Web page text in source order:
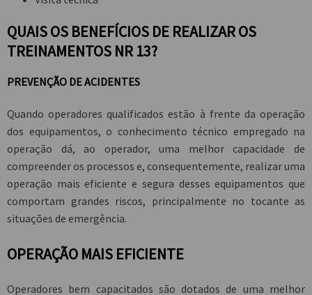
QUAIS OS BENEFÍCIOS DE REALIZAR OS
TREINAMENTOS NR 13?
PREVENÇÃO DE ACIDENTES
Quando operadores qualificados estão à frente da operação
dos equipamentos, o conhecimento técnico empregado na
operação dá, ao operador, uma melhor capacidade de
compreender os processos e, consequentemente, realizar uma
operação mais eficiente e segura desses equipamentos que
comportam grandes riscos, principalmente no tocante as
situações de emergência.
OPERAÇÃO MAIS EFICIENTE
Operadores bem capacitados são dotados de uma melhor